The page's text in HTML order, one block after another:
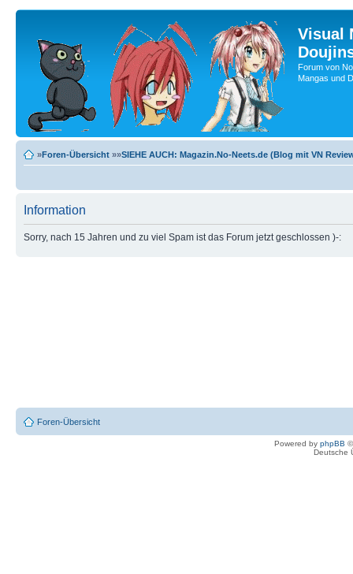
Visual
Forum von
Mangas und
»Foren-Übersicht »»SIEHE AUCH: Magazin.No-Neets.de (Blog mit VN
Information
Sorry, nach 15 Jahren und zu viel Spam ist das Forum jetzt geschlossen )-:
Foren-Übersicht
Powered by phpBB
Deutsche